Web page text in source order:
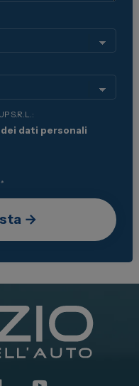
S.R.L.:
dati personali
*